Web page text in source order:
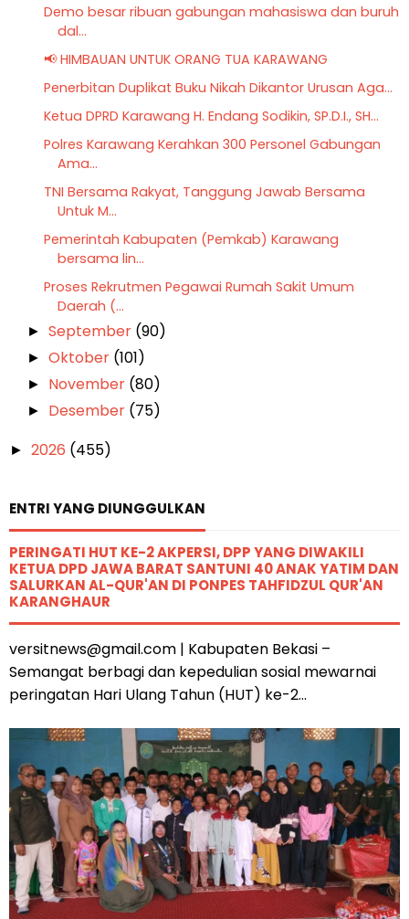
Demo besar ribuan gabungan mahasiswa dan buruh
dal...
📢 HIMBAUAN UNTUK ORANG TUA KARAWANG
Penerbitan Duplikat Buku Nikah Dikantor Urusan Aga...
Ketua DPRD Karawang H. Endang Sodikin, SP.D.I., SH...
Polres Karawang Kerahkan 300 Personel Gabungan
Ama...
TNI Bersama Rakyat, Tanggung Jawab Bersama
Untuk M...
Pemerintah Kabupaten (Pemkab) Karawang
bersama lin...
Proses Rekrutmen Pegawai Rumah Sakit Umum
Daerah (...
►September (90)
►Oktober (101)
► November (80)
► Desember (75)
► 2026 (455)
ENTRI YANG DIUNGGULKAN
PERINGATI HUT KE-2 AKPERSI, DPP YANG DIWAKILI
KETUA DPD JAWA BARAT SANTUNI 40 ANAK YATIM DAN
SALURKAN AL-QUR'AN DI PONPES TAHFIDZUL QUR'AN
KARANGHAUR
versitnews@gmail.com | Kabupaten Bekasi –
Semangat berbagi dan kepedulian sosial mewarnai
peringatan Hari Ulang Tahun (HUT) ke-2...